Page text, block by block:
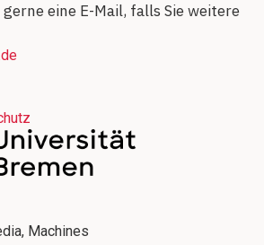
gerne eine E-Mail, falls Sie weitere
Machines